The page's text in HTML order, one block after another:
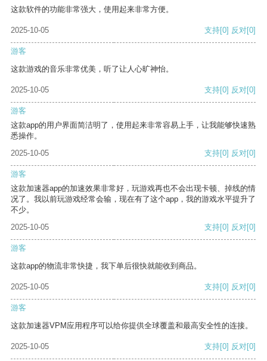
这款软件的功能非常强大，使用起来非常方便。
2025-10-05 支持[0] 反对[0]
游客
这款游戏的音乐非常优美，听了让人心旷神怡。
2025-10-05 支持[0] 反对[0]
游客
这款app的用户界面简洁明了，使用起来非常容易上手，让我能够快速熟
悉操作。
2025-10-05
支持[0] 反对[0]
游客
这款加速器app的加速效果非常好，玩游戏再也不会出现卡顿、掉线的情
况了。我以前玩游戏经常会输，现在有了这个app，我的游戏水平提升了
不少。
2025-10-05
支持[0] 反对[0]
游客
这款app的物流非常快捷，我下单后很快就能收到商品。
2025-10-05 支持[0] 反对[0]
游客
这款加速器VPM应用程序可以给你提供全球覆盖和最高安全性的连接。
2025-10-05 支持[0] 反对[0]